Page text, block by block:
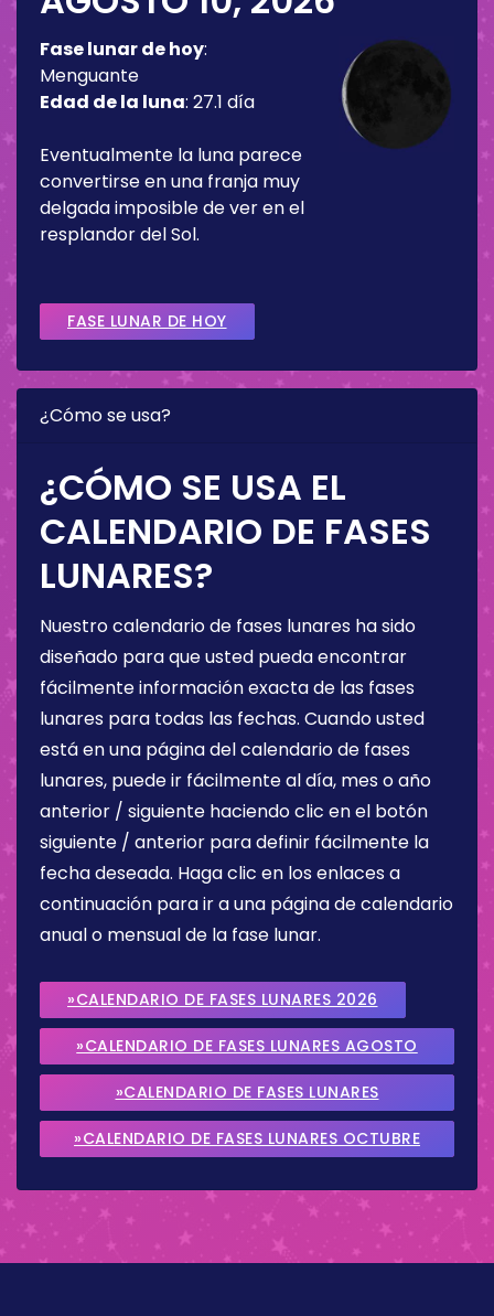
Fase lunar de hoy:
Menguante
Edad de la luna: 27.1 día
Eventualmente la luna parece
convertirse en una franja muy
delgada imposible de ver en el
resplandor del Sol.
FASE LUNAR DE HOY
¿Cómo se usa?
¿CÓMO SE USA EL
CALENDARIO DE FASES
LUNARES?
Nuestro calendario de fases lunares ha sido
diseñado para que usted pueda encontrar
fácilmente información exacta de las fases
lunares para todas las fechas. Cuando usted
está en una página del calendario de fases
lunares, puede ir fácilmente al día, mes o año
anterior / siguiente haciendo clic en el botón
siguiente / anterior para definir fácilmente la
fecha deseada. Haga clic en los enlaces a
continuación para ir a una página de calendario
anual o mensual de la fase lunar.
»CALENDARIO DE FASES LUNARES 2026
»CALENDARIO DE FASES LUNARES AGOSTO
2026
»CALENDARIO DE FASES LUNARES
SEPTIEMBRE 2026
»CALENDARIO DE FASES LUNARES OCTUBRE